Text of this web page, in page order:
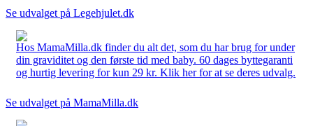
Se udvalget på Legehjulet.dk
Hos MamaMilla.dk finder du alt det, som du har brug for under
din graviditet og den første tid med baby. 60 dages byttegaranti
og hurtig levering for kun 29 kr. Klik her for at se deres udvalg.
Se udvalget på MamaMilla.dk